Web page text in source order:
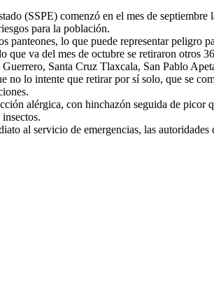
(SSPE) comenzó en el mes de
para la población.
panteones, lo que puede representar peligro
va del mes de octubre se retiraron otros
Santa Cruz Tlaxcala, San Pablo
no lo intente que retirar por sí solo, que se
alérgica, con hinchazón seguida de picor
al servicio de emergencias, las